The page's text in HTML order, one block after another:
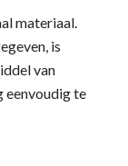
materiaal.
is
van
eenvoudig te